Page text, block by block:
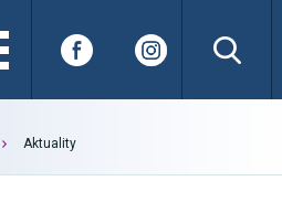
Aktuality